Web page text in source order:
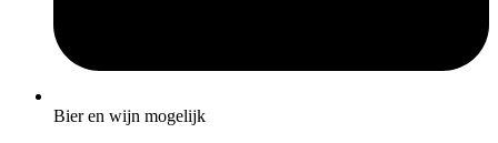
Bier en wijn mogelijk